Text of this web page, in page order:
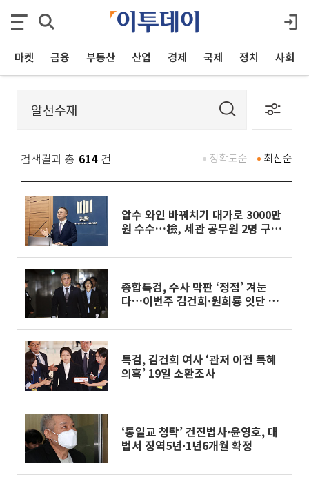
마켓 금융 부동산 산업 경제 국제 정치 사회
검색결과 총 614 건 최신순
정확도순
압수 와인 바꿔치기 대가로 3000만
원 수수…檢, 세관 공무원 2명 구속
종합특검, 수사 막판 ‘정점’ 겨눈
다…이번주 김건희·원희룡 잇단 소
특검, 김건희 여사 ‘관저 이전 특혜
의혹’ 19일 소환조사
‘통일교 청탁’ 건진법사·윤영호, 대
법서 징역5년·1년6개월 확정